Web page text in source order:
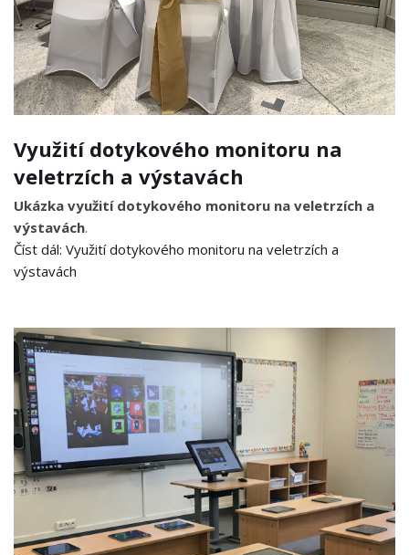
Využití dotykového monitoru na
veletrzích a výstavách
Ukázka využití dotykového monitoru na veletrzích a
výstavách.
Číst dál: Využití dotykového monitoru na veletrzích a
výstavách